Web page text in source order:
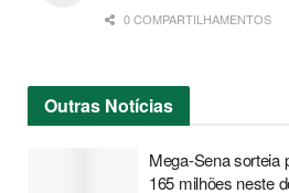
0 COMPARTILHAMENTOS
Outras Notícias
Mega-Sena sorteia
165 milhões neste